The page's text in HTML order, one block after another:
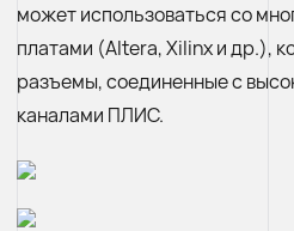
может использоваться со
платами (Altera, Xilinx и др.),
разъемы, соединенные с
каналами ПЛИС.